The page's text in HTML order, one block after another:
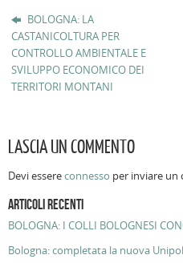
BOLOGNA: LA
CASTANICOLTURA PER
CONTROLLO AMBIENTALE E
SVILUPPO ECONOMICO DEI
TERRITORI MONTANI
LASCIA UN COMMENTO
Devi essereconnesso per inviare un
ARTICOLI RECENTI
BOLOGNA: I COLLI BOLOGNESI
Bologna: completata la nuova